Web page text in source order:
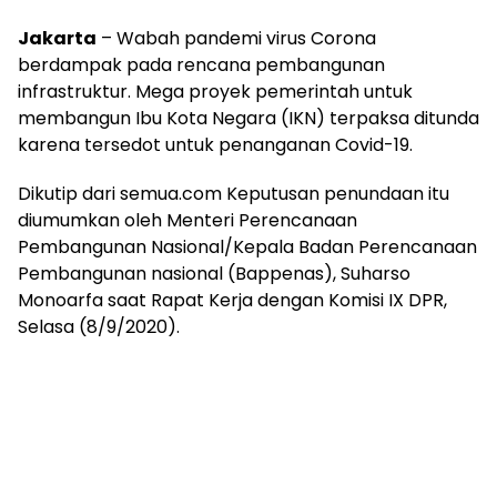
Jakarta – Wabah pandemi virus Corona
berdampak pada rencana pembangunan
infrastruktur. Mega proyek pemerintah untuk
membangun Ibu Kota Negara (IKN) terpaksa ditunda
karena tersedot untuk penanganan Covid-19.
Dikutip dari semua.com Keputusan penundaan itu
diumumkan oleh Menteri Perencanaan
Pembangunan Nasional/Kepala Badan Perencanaan
Pembangunan nasional (Bappenas), Suharso
Monoarfa saat Rapat Kerja dengan Komisi IX DPR,
Selasa (8/9/2020).